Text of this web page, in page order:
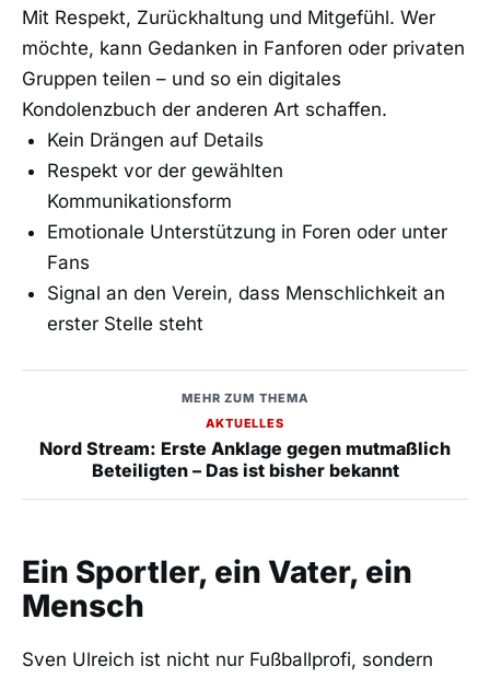
Mit Respekt, Zurückhaltung und Mitgefühl. Wer
möchte, kann Gedanken in Fanforen oder privaten
Gruppen teilen – und so ein digitales
Kondolenzbuch der anderen Art schaffen.
Kein Drängen auf Details
Respekt vor der gewählten
Kommunikationsform
Emotionale Unterstützung in Foren oder unter
Fans
Signal an den Verein, dass Menschlichkeit an
erster Stelle steht
MEHR ZUM THEMA
AKTUELLES
Nord Stream: Erste Anklage gegen mutmaßlich
Beteiligten – Das ist bisher bekannt
Ein Sportler, ein Vater, ein
Mensch
Sven Ulreich ist nicht nur Fußballprofi, sondern